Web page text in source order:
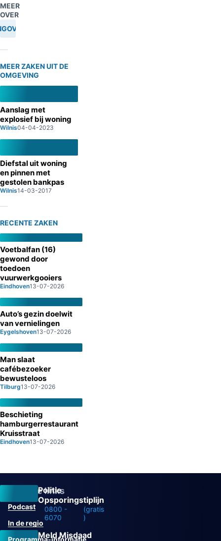
MEER
OVER
MEER ZAKEN UIT DE
OMGEVING
Aanslag met
explosief bij woning
Wilnis04-04-2023
Diefstal uit woning
en pinnen met
gestolen bankpas
Wilnis14-03-2017
RECENTE ZAKEN
Voetbalfan (16)
gewond door
toedoen
vuurwerkgooiers
Eindhoven13-07-2026
Auto’s gezin doelwit
van vernielingen
Eygelshoven13-07-2026
Man slaat
cafébezoeker
bewusteloos
Tilburg13-07-2026
Beschieting
hamburgerrestaurant
Kruisstraat
Eindhoven13-07-2026
Politie
Opsporingstiplijn
0800 -
6070
(gratis
)
Meld Misdaad
Overige links
Podcast
In de regio
Programma-informatie